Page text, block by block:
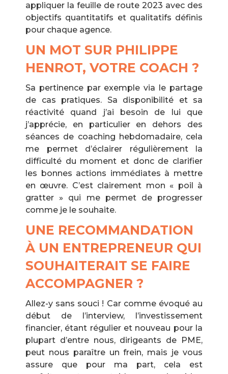
appliquer la feuille de route 2023 avec des
objectifs quantitatifs et qualitatifs définis
pour chaque agence.
UN MOT SUR PHILIPPE
HENROT, VOTRE COACH ?
Sa pertinence par exemple via le partage
de cas pratiques. Sa disponibilité et sa
réactivité quand j’ai besoin de lui que
j’apprécie, en particulier en dehors des
séances de coaching hebdomadaire, cela
me permet d’éclairer régulièrement la
difficulté du moment et donc de clarifier
les bonnes actions immédiates à mettre
en œuvre. C’est clairement mon « poil à
gratter » qui me permet de progresser
comme je le souhaite.
UNE RECOMMANDATION
À UN ENTREPRENEUR QUI
SOUHAITERAIT SE FAIRE
ACCOMPAGNER ?
Allez-y sans souci ! Car comme évoqué au
début de l’interview, l’investissement
financier, étant régulier et nouveau pour la
plupart d’entre nous, dirigeants de PME,
peut nous paraître un frein, mais je vous
assure que pour ma part, cela est